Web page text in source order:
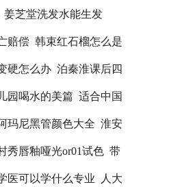
姜芝堂洗发水能生发
赔偿 韩束红石榴怎么是
硬怎么办 泊秦淮课后四
园喝水的美篇 适合中国
玛尼黑管颜色大全 淮安
秀唇釉哑光or01试色 带
医可以学什么专业 人大